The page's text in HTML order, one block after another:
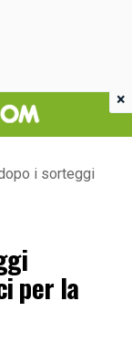
i sorteggi
per la
×